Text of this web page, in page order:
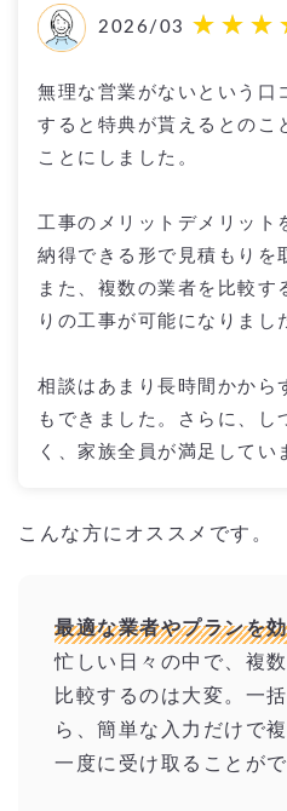
2026/03
無理な営業がないという口
すると特典が貰えるとのこ
ことにしました。
工事のメリットデメリット
納得できる形で見積もりを
また、複数の業者を比較す
りの工事が可能になりまし
相談はあまり長時間かから
もできました。さらに、し
く、家族全員が満足してい
こんな方にオススメです。
最適な業者やプランを
忙しい日々の中で、複
比較するのは大変。一
ら、簡単な入力だけで
一度に受け取ることがで